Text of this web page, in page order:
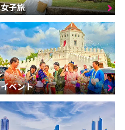
女子旅
イベント